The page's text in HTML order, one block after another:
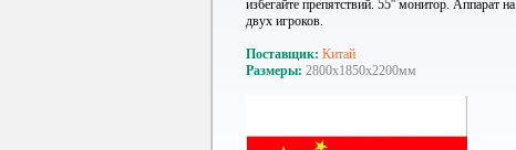
избегайте препятствий. 55'' монитор. Аппарат на
двух игроков.
Поставщик Китай
Размеры 2800х1850х2200мм